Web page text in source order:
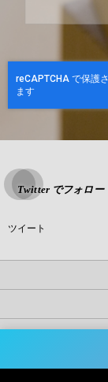
Twitter でフォロー
ツイート